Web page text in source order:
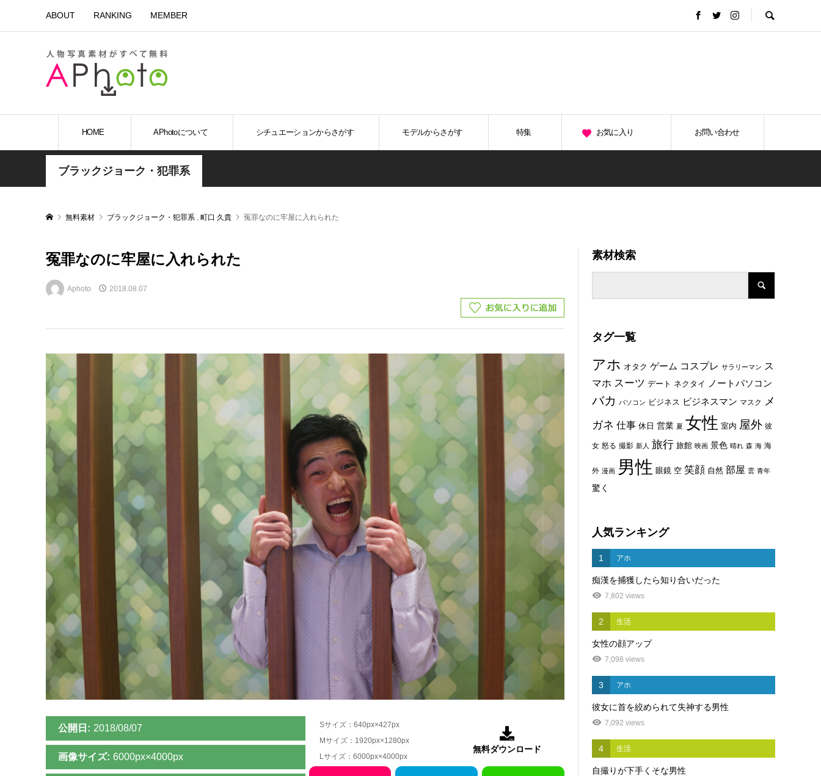
ABOUT RANKING MEMBER
HOME APhotoについて シチュエーションからさがす モデルからさがす 特集 お気に入り お問い合わせ
ブラックジョーク・犯罪系
無料素材 ブラックジョーク・犯罪系 , 町口 久貴 冤罪なのに牢屋に入れられた
冤罪なのに牢屋に入れられた
Aphoto 2018.08.07
公開日: 2018/08/07
画像サイズ: 6000px×4000px
Sサイズ：640px×427px
Mサイズ：1920px×1280px
Lサイズ：6000px×4000px

無料ダウンロード
素材検索
タグ一覧
アホ オタク ゲーム コスプレ サラリーマン ス
マホ スーツ デート ネクタイ ノートパソコン
バカ パソコン ビジネス ビジネスマン マスク メ
ガネ 仕事 休日 営業 夏 女性 室内 屋外 彼
女 怒る 撮影 新人 旅行 旅館 映画 景色 晴れ 森 海 海
外 漫画 男性 眼鏡 空 笑顔 自然 部屋 雲 青年
驚く
人気ランキング
1 アホ
痴漢を捕獲したら知り合いだった
7,802 views
2 生活
女性の顔アップ
7,098 views
3 アホ
彼女に首を絞められて失神する男性
7,092 views
4 生活
自撮りが下手くそな男性